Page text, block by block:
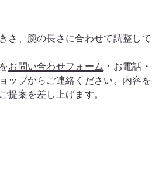
さ、腕の長さに合わせて調整して
お問い合わせフォーム ・お電話・
ップから ご連絡ください。内容を
提案を差し上げます。